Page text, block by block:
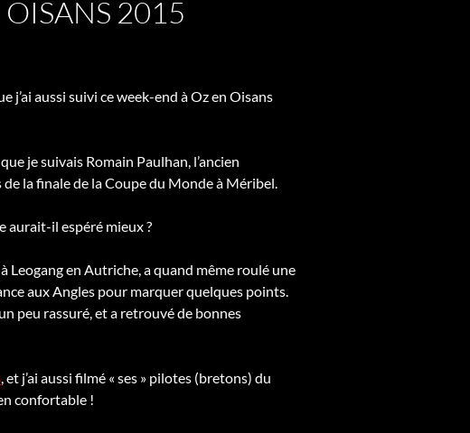
2015
j’ai aussi suivi ce week-end à Oz en Oisans
je suivais Romain Paulhan, l’ancien
de la finale de la Coupe du Monde à Méribel.
aurait-il espéré mieux ?
Leogang en Autriche, a quand même roulé une
aux Angles pour marquer quelques points.
peu rassuré, et a retrouvé de bonnes
, et j’ai aussi filmé « ses » pilotes (bretons) du
confortable !